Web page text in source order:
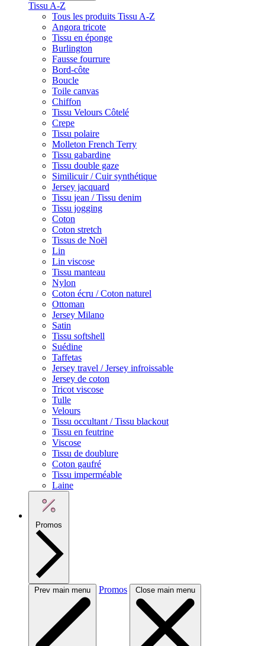
Tissu A-Z
Tous les produits Tissu A-Z
Angora tricote
Tissu en éponge
Burlington
Fausse fourrure
Bord-côte
Boucle
Toile canvas
Chiffon
Tissu Velours Côtelé
Crepe
Tissu polaire
Molleton French Terry
Tissu gabardine
Tissu double gaze
Similicuir / Cuir synthétique
Jersey jacquard
Tissu jean / Tissu denim
Tissu jogging
Coton
Coton stretch
Tissus de Noël
Lin
Lin viscose
Tissu manteau
Nylon
Coton écru / Coton naturel
Ottoman
Jersey Milano
Satin
Tissu softshell
Suédine
Taffetas
Jersey travel / Jersey infroissable
Jersey de coton
Tricot viscose
Tulle
Velours
Tissu occultant / Tissu blackout
Tissu en feutrine
Viscose
Tissu de doublure
Coton gaufré
Tissu imperméable
Laine
Promos
Prev main menu Promos Close main menu